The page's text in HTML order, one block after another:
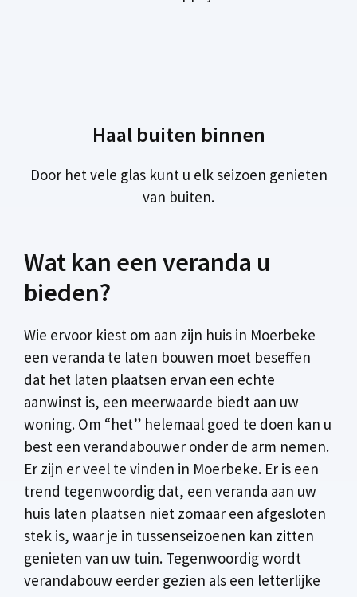
Haal buiten binnen
Door het vele glas kunt u elk seizoen genieten
van buiten.
Wat kan een veranda u
bieden?
Wie ervoor kiest om aan zijn huis in Moerbeke
een veranda te laten bouwen moet beseffen
dat het laten plaatsen ervan een echte
aanwinst is, een meerwaarde biedt aan uw
woning. Om “het” helemaal goed te doen kan u
best een verandabouwer onder de arm nemen.
Er zijn er veel te vinden in Moerbeke. Er is een
trend tegenwoordig dat, een veranda aan uw
huis laten plaatsen niet zomaar een afgesloten
stek is, waar je in tussenseizoenen kan zitten
genieten van uw tuin. Tegenwoordig wordt
verandabouw eerder gezien als een letterlijke